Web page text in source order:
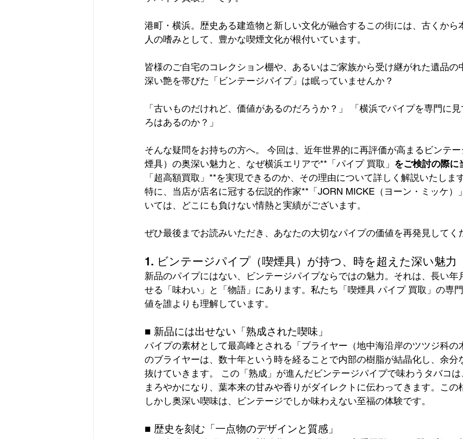
港町・横浜。歴史ある建造物と新しい文化が融合するこの街には、古くから
人の嗜みとして、豊かな喫煙文化が根付いています。
皆様のご自宅のコレクション棚や、あるいはご家族から受け継がれた遺品の
深い艶を帯びた「ビンテージパイプ」は眠っていませんか？
「古いものだけれど、価値があるのだろうか？」 「横浜でパイプを専門に見
ろはあるのか？」
そんな疑問をお持ちの方へ。 今回は、近年世界的に再評価が高まるビンテ
煙具）の奥深い魅力と、なぜ横浜エリアで**「パイプ 買取」 をご検討の際に
「超高額買取」**を実現できるのか、その理由について詳しく解説いたします
特に、当店が店名に冠する伝説的作家**「JORN MICKE（ヨーン・ミッケ）
いては、どこにも負けない情熱と実績がございます。
ぜひ最後までお読みいただき、あなたの大切なパイプの価値を再発見してく
1. ビンテージパイプ（喫煙具）が持つ、時を超えた深い魅力
新品のパイプにはない、ビンテージパイプならではの魅力。それは、長い年
せる「味わい」と「物語」にあります。私たち「喫煙具 パイプ 買取」の専
値を誰よりも理解しています。
■ 新品には出せない「熟成された喫味」
パイプの素材として最高峰とされる「ブライヤー（地中海沿岸のツツジ科の
のブライヤーは、数十年という時を経ることで内部の樹脂が結晶化し、余分
抜けていきます。 この「熟成」が進んだビンテージパイプで味わうタバコ
まろやかになり、葉本来の甘みや香りがダイレクトに伝わってきます。この
しかし奥深い喫味は、ビンテージでしか味わえない至福の体験です。
■ 歴史を刻む「一点物のデザインと質感」